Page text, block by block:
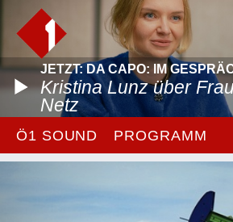
JETZT: DA CAPO: IM
Kristina Lunz über
Netz
Ö1 SOUND PROGRAMM